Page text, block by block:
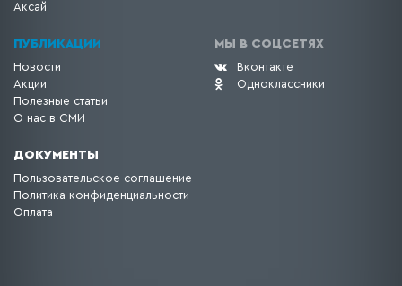
Аксай
ПУБЛИКАЦИИ
Новости
Акции
Полезные статьи
О нас в СМИ
МЫ В СОЦСЕТЯХ
Вконтакте
Одноклассники
ДОКУМЕНТЫ
Пользовательское соглашение
Политика конфиденциальности
Оплата